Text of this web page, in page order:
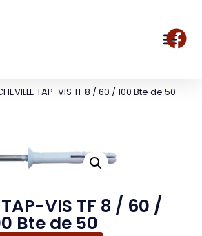
TAP-VIS TF 8 / 60 / 100 Bte de 50
TAP-VIS TF 8 / 60 /
Bte de 50